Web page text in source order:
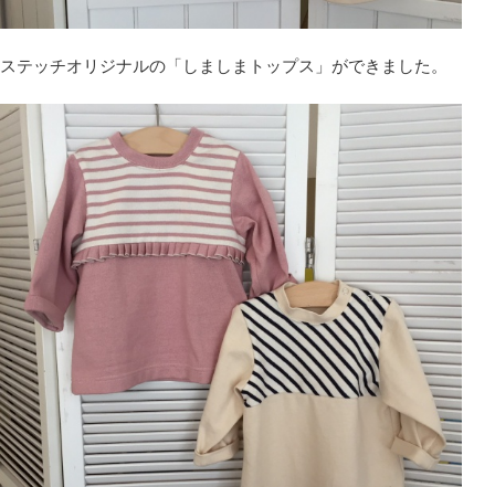
ステッチオリジナルの「しましまトップス」ができました。